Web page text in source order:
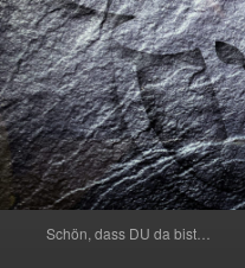
Schön, dass DU da bist…